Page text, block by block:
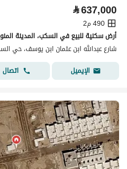
⃁637,000
490 م2
أرض سكنية للبيع في السكب، المدينة
شارع عبدالله ابن عثمان ابن يوسف، حي
الإيميل
اتصال